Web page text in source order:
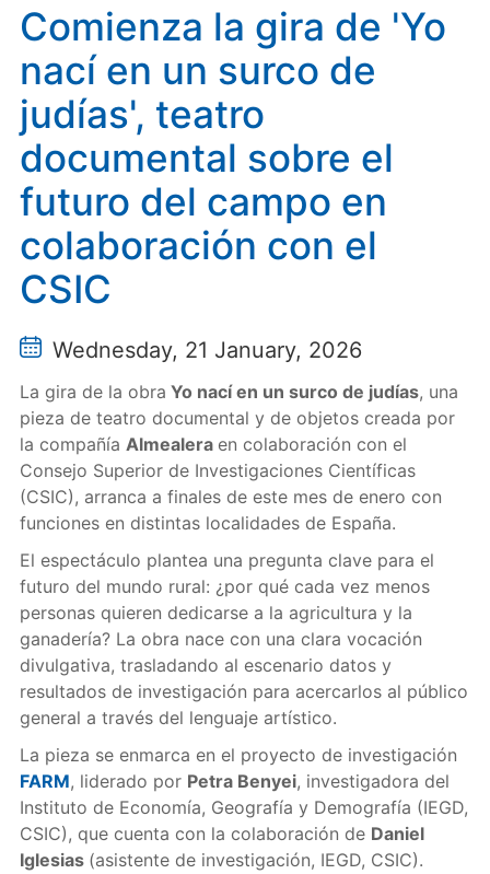
teatro documental sobre el futuro del campo en
colaboración con el CSIC
Comienza la gira de 'Yo
nací en un surco de
judías', teatro
documental sobre el
futuro del campo en
colaboración con el
CSIC
Wednesday, 21 January, 2026
La gira de la obra Yo nací en un surco de judías, una
pieza de teatro documental y de objetos creada por
la compañía Almealera en colaboración con el
Consejo Superior de Investigaciones Científicas
(CSIC), arranca a finales de este mes de enero con
funciones en distintas localidades de España.
El espectáculo plantea una pregunta clave para el
futuro del mundo rural: ¿por qué cada vez menos
personas quieren dedicarse a la agricultura y la
ganadería? La obra nace con una clara vocación
divulgativa, trasladando al escenario datos y
resultados de investigación para acercarlos al público
general a través del lenguaje artístico.
La pieza se enmarca en el proyecto de investigación
FARM, liderado por Petra Benyei, investigadora del
Instituto de Economía, Geografía y Demografía (IEGD,
CSIC), que cuenta con la colaboración de Daniel
Iglesias (asistente de investigación, IEGD, CSIC).